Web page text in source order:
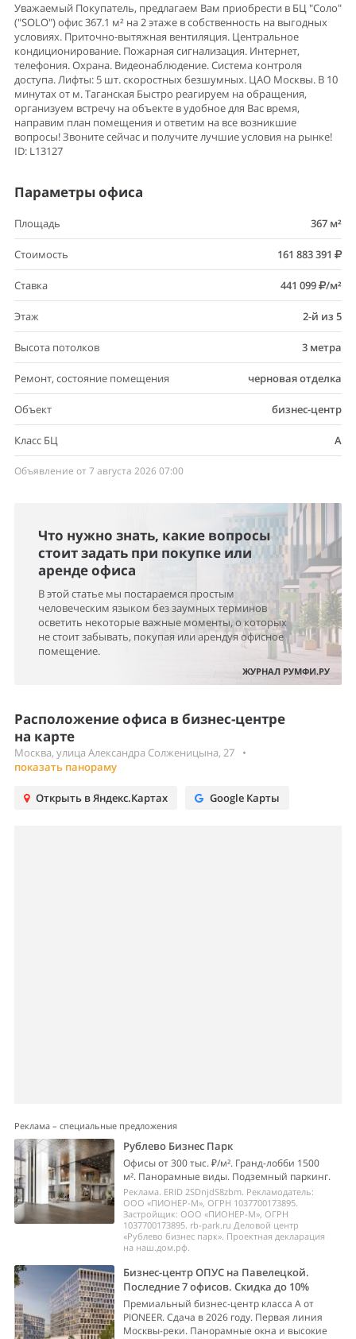
Уважаемый Покупатель, предлагаем Вам приобрести в БЦ "Соло"
("SOLO") офис 367.1 м² на 2 этаже в собственность на выгодных
условиях. Приточно-вытяжная вентиляция. Центральное
кондиционирование. Пожарная сигнализация. Интернет,
телефония. Охрана. Видеонаблюдение. Система контроля
доступа. Лифты: 5 шт. скоростных безшумных. ЦАО Москвы. В 10
минутах от м. Таганская Быстро реагируем на обращения,
организуем встречу на объекте в удобное для Вас время,
направим план помещения и ответим на все возникшие
вопросы! Звоните сейчас и получите лучшие условия на рынке!
ID: L13127
Параметры офиса
Площадь 367 м²
Стоимость 161 883 391
Ставка 441 099 /м²
Этаж 2-й из 5
Высота потолков 3 метра
Ремонт, состояние помещения черновая отделка
Объект бизнес-центр
Класс БЦ A
Объявление от 7 августа 2026 07:00
Что нужно знать, какие вопросы
стоит задать при покупке или
аренде офиса
В этой статье мы постараемся простым
человеческим языком без заумных терминов
осветить некоторые важные моменты, о которых
не стоит забывать, покупая или арендуя офисное
помещение.
ЖУРНАЛ РУМФИ.РУ
Расположение офиса в бизнес-центре
на карте
Москва, улица Александра Солженицына, 27
•
показать панораму
Открыть в Яндекс.Картах Google Карты
Реклама – специальные предложения
Рублево Бизнес Парк
Офисы от 300 тыс. ₽/м². Гранд-лобби 1500
м². Панорамные виды. Подземный паркинг.
Реклама. ERID 2SDnjdS8zbm. Рекламодатель:
ООО «ПИОНЕР-М», ОГРН 1037700173895.
Застройщик: ООО «ПИОНЕР-М», ОГРН
1037700173895. rb-park.ru Деловой центр
«Рублево бизнес парк». Проектная декларация
на наш.дом.рф.
Бизнес-центр ОПУС на Павелецкой.
Последние 7 офисов. Скидка до 10%
Премиальный бизнес-центр класса А от
PIONEER. Сдача в 2026 году. Первая линия
Москвы-реки. Панорамные окна и высокие